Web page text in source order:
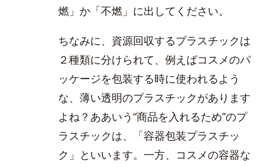
燃」か「不燃」に出してください。
ちなみに、資源回収するプラスチックは
２種類に分けられて、例えばコスメのパ
ッケージを包装する時に使われるよう
な、薄い透明のプラスチックがあります
よね？ああいう“商品を入れるため”のプ
ラスチックは、「容器包装プラスチッ
ク」といいます。一方、コスメの容器な